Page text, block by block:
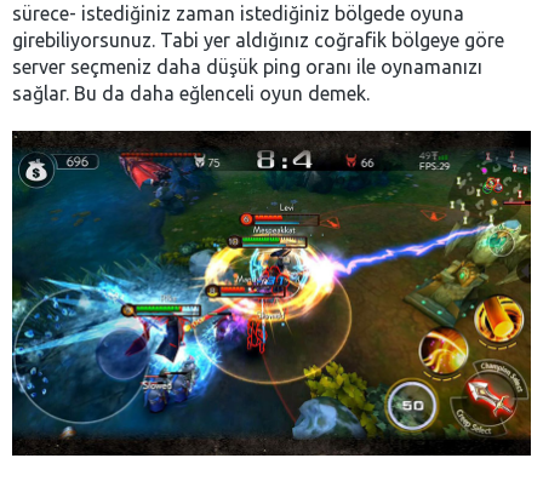
sürece- istediğiniz zaman istediğiniz bölgede oyuna
girebiliyorsunuz. Tabi yer aldığınız coğrafik bölgeye göre
server seçmeniz daha düşük ping oranı ile oynamanızı
sağlar. Bu da daha eğlenceli oyun demek.